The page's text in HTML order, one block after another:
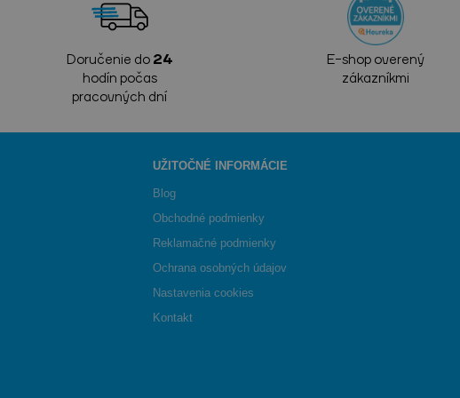
Doručenie do24
hodín počas
pracovných dní
E-shop overený
zákazníkmi
UŽITOČNÉ INFORMÁCIE
Blog
Obchodné podmienky
Reklamačné podmienky
Ochrana osobných údajov
Nastavenia cookies
Kontakt